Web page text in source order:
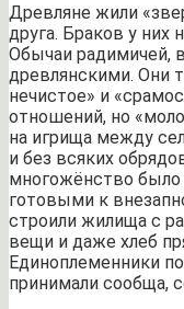
Древляне жили
друга. Браков у
Обычаи радимичей,
древлянскими. Они
нечистое» и
отношений, но
на игрища между
и без всяких
многожёнство
готовыми к
строили жилища с
вещи и даже хлеб
Единоплеменники
принимали сообща,